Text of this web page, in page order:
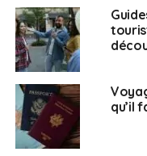
administratifs :
transfrontalière ou
souvent un job
», résume-t-il. Un
chercheuse à
professionnel et
tourné vers son
les informations du
qu’il